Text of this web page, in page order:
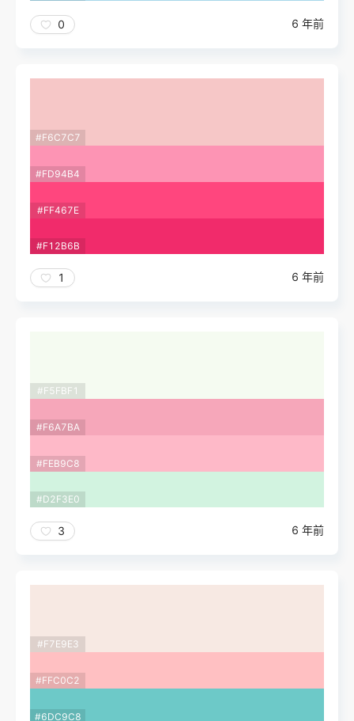
0 6 年前
#F6C7C7
#FD94B4
#FF467E
#F12B6B
1 6 年前
#F5FBF1
#F6A7BA
#FEB9C8
#D2F3E0
3 6 年前
#F7E9E3
#FFC0C2
#6DC9C8